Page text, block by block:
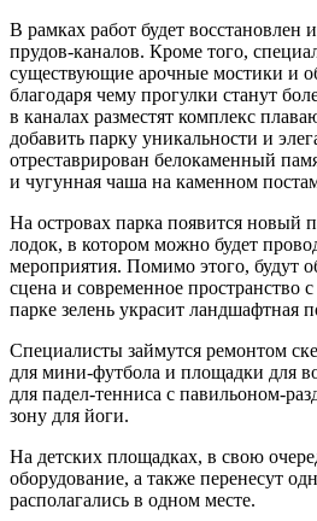
В рамках работ будет восстановлен
прудов-каналов. Кроме того,
существующие арочные мостики и
благодаря чему прогулки станут
в каналах разместят комплекс
добавить парку уникальности и
отреставрирован белокаменный
и чугунная чаша на каменном
На островах парка появится новый
лодок, в котором можно будет
мероприятия. Помимо этого, будут
сцена и современное пространство
парке зелень украсит ландшафтная
Специалисты займутся ремонтом
для мини-футбола и площадки для
для падел-тенниса с павильоном-
зону для йоги.
На детских площадках, в свою
оборудование, а также перенесут
располагались в одном месте.